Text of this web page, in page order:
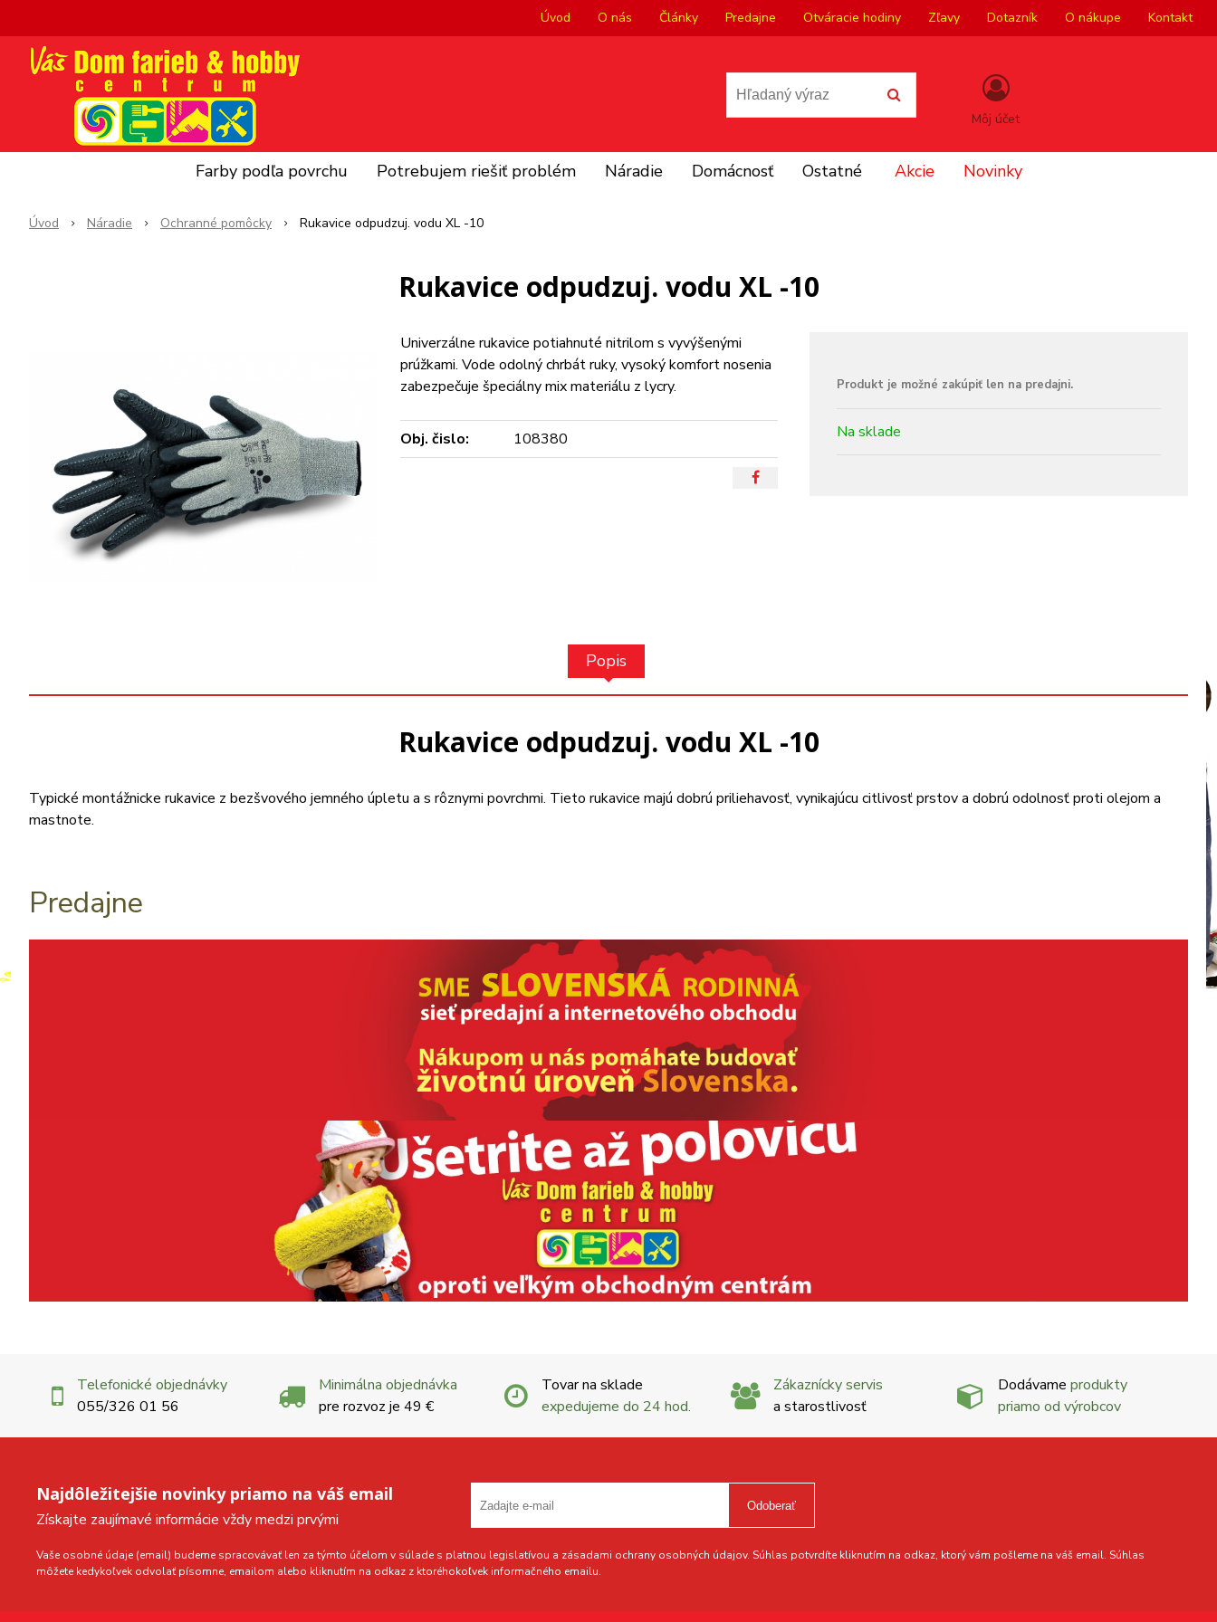
Úvod O nás Články Predajne Otváracie hodiny Zľavy Dotazník O nákupe Kontakt
Môj účet
Farby podľa povrchu Potrebujem riešiť problém Náradie Domácnosť Ostatné Akcie Novinky
Úvod Náradie Ochranné pomôcky Rukavice odpudzuj. vodu XL -10
Rukavice odpudzuj. vodu XL -10
Na sklade
Univerzálne rukavice potiahnuté nitrilom s vyvýšenými
prúžkami. Vode odolný chrbát ruky, vysoký komfort nosenia
zabezpečuje špeciálny mix materiálu z lycry.
Obj. čislo: 108380
Popis
Rukavice odpudzuj. vodu XL -10
Typické montážnicke rukavice z bezšvového jemného úpletu a s rôznymi povrchmi. Tieto rukavice majú dobrú priliehavosť, vynikajúcu citlivosť prstov a dobrú odolnosť proti olejom a
mastnote.
Predajne
Telefonické objednávky
055/326 01 56
Minimálna objednávka
pre rozvoz je 49 €
Tovar na sklade
expedujeme do 24 hod.
Zákaznícky servis
a starostlivosť
Dodávame produkty
priamo od výrobcov
Najdôležitejšie novinky priamo na váš email
Získajte zaujímavé informácie vždy medzi prvými
Odoberať
Vaše osobné údaje (email) budeme spracovávať len za týmto účelom v súlade s platnou legislatívou a zásadami ochrany osobných údajov. Súhlas potvrdíte kliknutím na odkaz, ktorý vám pošleme na váš email. Súhlas
môžete kedykoľvek odvolať písomne, emailom alebo kliknutím na odkaz z ktoréhokoľvek informačného emailu.